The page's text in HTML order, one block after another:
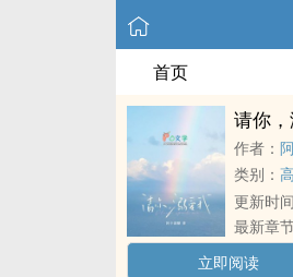
首页
请你
作者：
类别：
更新时
最新章
立即阅读